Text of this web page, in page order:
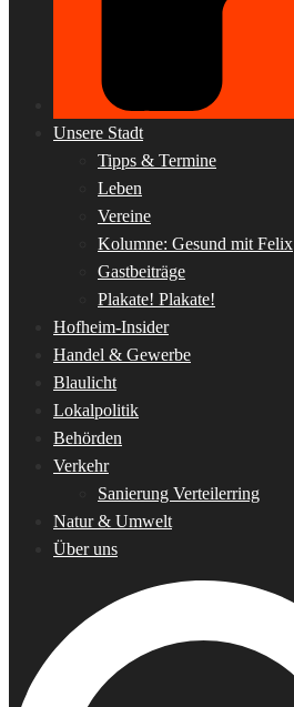
Unsere Stadt
Tipps & Termine
Leben
Vereine
Kolumne: Gesund mit Felix
Gastbeiträge
Plakate! Plakate!
Hofheim-Insider
Handel & Gewerbe
Blaulicht
Lokalpolitik
Behörden
Verkehr
Sanierung Verteilerring
Natur & Umwelt
Über uns